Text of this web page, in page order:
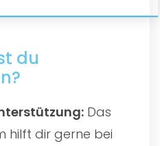
du
Das
hilft dir gerne bei